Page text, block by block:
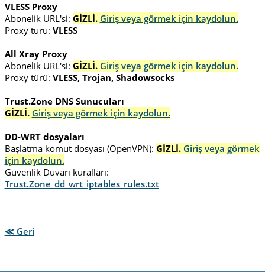
VLESS Proxy
Abonelik URL'si: GİZLİ. Giriş veya görmek için kaydolun.
Proxy türü: VLESS
All Xray Proxy
Abonelik URL'si: GİZLİ. Giriş veya görmek için kaydolun.
Proxy türü: VLESS, Trojan, Shadowsocks
Trust.Zone DNS Sunucuları
GİZLİ. Giriş veya görmek için kaydolun.
DD-WRT dosyaları
Başlatma komut dosyası (OpenVPN): GİZLİ. Giriş veya görmek
için kaydolun.
Güvenlik Duvarı kuralları:
Trust.Zone_dd_wrt_iptables_rules.txt
≪ Geri